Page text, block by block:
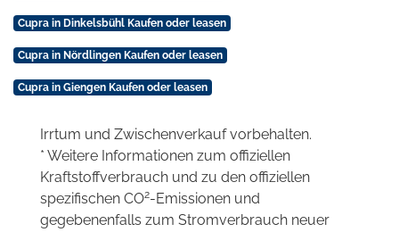
Cupra in Dinkelsbühl Kaufen oder leasen
Cupra in Nördlingen Kaufen oder leasen
Cupra in Giengen Kaufen oder leasen
Irrtum und Zwischenverkauf vorbehalten.
* Weitere Informationen zum offiziellen
Kraftstoffverbrauch und zu den offiziellen
spezifischen CO2-Emissionen und
gegebenenfalls zum Stromverbrauch neuer